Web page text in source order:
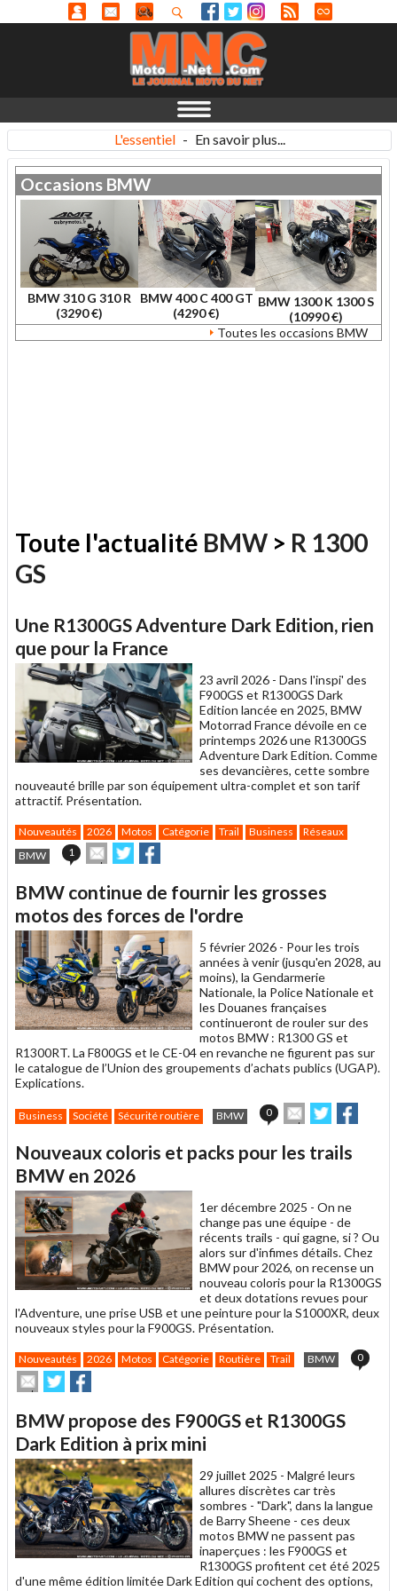
L'essentiel - En savoir plus...
Occasions BMW
BMW 310 G 310 R
(3290 €)
BMW 400 C 400 GT
(4290 €)
BMW 1300 K 1300 S
(10990 €)
Toutes les occasions BMW
Toute l'actualité BMW > R 1300
GS
Une R1300GS Adventure Dark Edition, rien
que pour la France
23 avril 2026 - Dans l'inspi' des
F900GS et R1300GS Dark
Edition lancée en 2025, BMW
Motorrad France dévoile en ce
printemps 2026 une R1300GS
Adventure Dark Edition. Comme
ses devancières, cette sombre
nouveauté brille par son équipement ultra-complet et son tarif
attractif. Présentation.
Nouveautés 2026 Motos Catégorie Trail Business
Réseaux
BMW
1
Envoyer
cet
à
un
ami
Partager
sur sur
BMW continue de fournir les grosses
motos des forces de l'ordre
5 février 2026 - Pour les trois
années à venir (jusqu'en 2028, au
moins), la Gendarmerie
Nationale, la Police Nationale et
les Douanes françaises
continueront de rouler sur des
motos BMW : R1300 GS et
R1300RT. La F800GS et le CE-04 en revanche ne figurent pas sur
le catalogue de l’Union des groupements d’achats publics (UGAP).
Explications.
Business Société Sécurité routière BMW 0
Envoyer
cet
à
Partager
sur sur
Nouveaux coloris et packs pour les trails
BMW en 2026
1er décembre 2025 - On ne
change pas une équipe - de
récents trails - qui gagne, si ? Ou
alors sur d'infimes détails. Chez
BMW pour 2026, on recense un
nouveau coloris pour la R1300GS
et deux dotations revues pour
l'Adventure, une prise USB et une peinture pour la S1000XR, deux
nouveaux styles pour la F900GS. Présentation.
Nouveautés 2026 Motos Catégorie Routière Trail BMW 0
Envoyer
cet
à
un
ami
Partager
sur
sur
BMW propose des F900GS et R1300GS
Dark Edition à prix mini
29 juillet 2025 - Malgré leurs
allures discrètes car très
sombres - "Dark", dans la langue
de Barry Sheene - ces deux
motos BMW ne passent pas
inaperçues : les F900GS et
R1300GS profitent cet été 2025
d'une même édition limitée Dark Edition qui cochent des options,